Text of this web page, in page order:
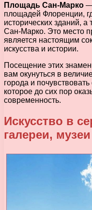
Площадь Сан-Марко —
площадей Флоренции,
исторических зданий,
Сан-Марко. Это место
является настоящим
искусства и истории.
Посещение этих
вам окунуться в
города и
которое до сих пор
современность.
Искусство в
галереи,